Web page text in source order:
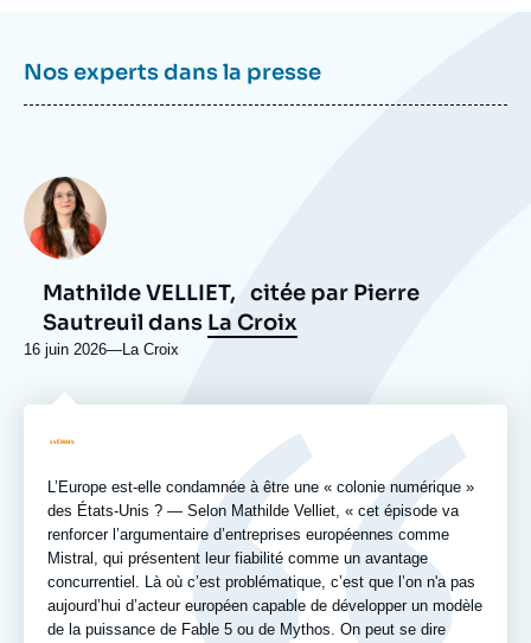
Nos experts dans la presse
Logo
L’Europe est-elle condamnée à être une « colonie numérique »
des États-Unis ? — Selon Mathilde Velliet, « cet épisode va
renforcer l’argumentaire d’entreprises européennes comme
Mistral, qui présentent leur fiabilité comme un avantage
concurrentiel. Là où c’est problématique, c’est que l’on n'a pas
aujourd’hui d’acteur européen capable de développer un modèle
de la puissance de Fable 5 ou de Mythos. On peut se dire
Photo
Mathilde VELLIET, citée par Pierre
Sautreuil dans La Croix
16 juin 2026—Nom
La Croix